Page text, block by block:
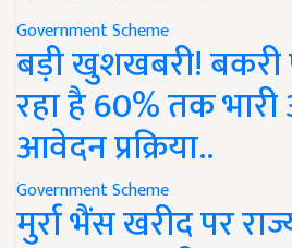
Government Scheme
बड़ी खुशखबरी!
रहा है 60% तक
आवेदन प्रक्रिया..
Government Scheme
मुर्रा भैंस खरीद पर